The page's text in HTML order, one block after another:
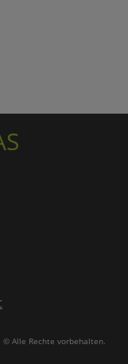
© Alle Rechte vorbehalten.